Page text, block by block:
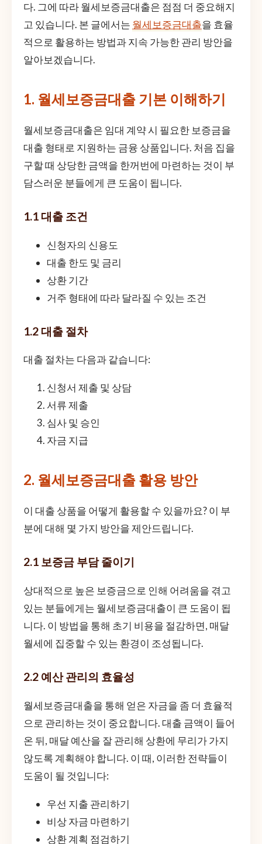
다. 그에 따라 월세보증금대출은 점점 더 중요해지
고 있습니다. 본 글에서는 월세보증금대출을 효율
적으로 활용하는 방법과 지속 가능한 관리 방안을
알아보겠습니다.
1. 월세보증금대출 기본 이해하기
월세보증금대출은 임대 계약 시 필요한 보증금을
대출 형태로 지원하는 금융 상품입니다. 처음 집을
구할 때 상당한 금액을 한꺼번에 마련하는 것이 부
담스러운 분들에게 큰 도움이 됩니다.
1.1 대출 조건
신청자의 신용도
대출 한도 및 금리
상환 기간
거주 형태에 따라 달라질 수 있는 조건
1.2 대출 절차
대출 절차는 다음과 같습니다:
신청서 제출 및 상담
서류 제출
심사 및 승인
자금 지급
2. 월세보증금대출 활용 방안
이 대출 상품을 어떻게 활용할 수 있을까요? 이 부
분에 대해 몇 가지 방안을 제안드립니다.
2.1 보증금 부담 줄이기
상대적으로 높은 보증금으로 인해 어려움을 겪고
있는 분들에게는 월세보증금대출이 큰 도움이 됩
니다. 이 방법을 통해 초기 비용을 절감하면, 매달
월세에 집중할 수 있는 환경이 조성됩니다.
2.2 예산 관리의 효율성
월세보증금대출을 통해 얻은 자금을 좀 더 효율적
으로 관리하는 것이 중요합니다. 대출 금액이 들어
온 뒤, 매달 예산을 잘 관리해 상환에 무리가 가지
않도록 계획해야 합니다. 이 때, 이러한 전략들이
도움이 될 것입니다:
우선 지출 관리하기
비상 자금 마련하기
상환 계획 점검하기